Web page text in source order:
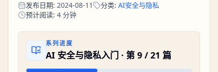
发布日期: 2024-08-11 分类: AI安全与隐私
预计阅读: 4 分钟
系列进度
AI 安全与隐私入门 · 第 9 /21 篇